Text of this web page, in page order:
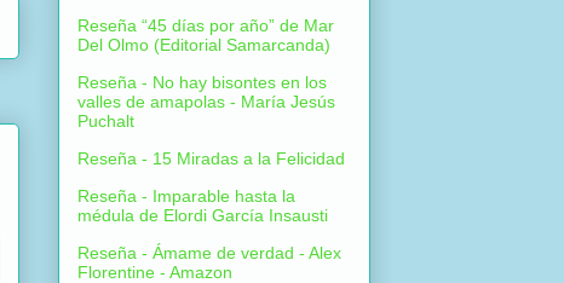
Reseña “45 días por año” de Mar
Del Olmo (Editorial Samarcanda)
Reseña - No hay bisontes en los
valles de amapolas - María Jesús
Puchalt
Reseña - 15 Miradas a la Felicidad
Reseña - Imparable hasta la
médula de Elordi García Insausti
Reseña - Ámame de verdad - Alex
Florentine - Amazon